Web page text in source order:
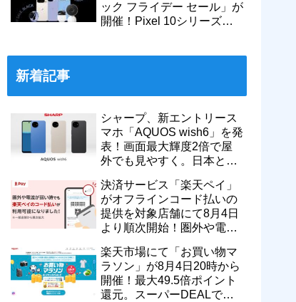
ック フライデー セール」が
開催！Pixel 10シリーズや
新着記事
シャープ、新エントリース
マホ「AQUOS wish6」を発
表！画面最大輝度2倍で屋
外でも見やすく。日本と台
売
決済サービス「楽天ペイ」
がオフラインコード払いの
提供を対象店舗にて8月4日
より順次開始！圏外や電波
に
楽天市場にて「お買い物マ
ラソン」が8月4日20時から
開催！最大49.5倍ポイント
還元。スーパーDEALで